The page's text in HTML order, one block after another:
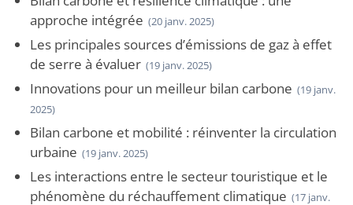
approche intégrée (20 janv. 2025)
Les principales sources d’émissions de gaz à effet
de serre à évaluer (19 janv. 2025)
Innovations pour un meilleur bilan carbone (19 janv.
2025)
Bilan carbone et mobilité : réinventer la circulation
urbaine (19 janv. 2025)
Les interactions entre le secteur touristique et le
phénomène du réchauffement climatique (17 janv.